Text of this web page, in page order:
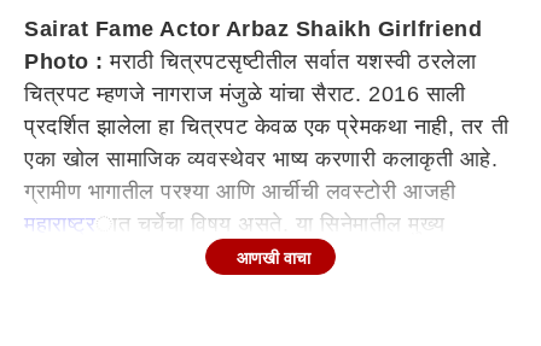
Sairat Fame Actor Arbaz Shaikh Girlfriend
Photo :मराठी चित्रपटसृष्टीतील सर्वात यशस्वी ठरलेला
चित्रपट म्हणजे नागराज मंजुळे यांचा सैराट. 2016 साली
प्रदर्शित झालेला हा चित्रपट केवळ एक प्रेमकथा नाही, तर ती
एका खोल सामाजिक व्यवस्थेवर भाष्य करणारी कलाकृती आहे.
ग्रामीण भागातील परश्या आणि आर्चीची लवस्टोरी आजही
महाराष्ट्रात चर्चेचा विषय असते. या सिनेमातील मुख्य
पात्रांशिवाय गाजलेली महत्वाची पात्रं म्हणजे..सैराटमधील
आणखी वाचा